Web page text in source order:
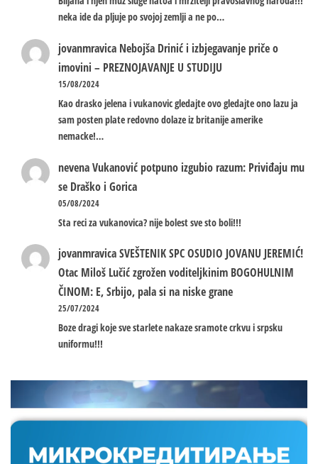
neka ide da pljuje po svojoj zemlji a ne po…
jovanmravica Nebojša Drinić i izbjegavanje priče o
imovini – PREZNOJAVANJE U STUDIJU
15/08/2024
Kao drasko jelena i vukanovic gledajte ovo gledajte ono lazu ja
sam posten plate redovno dolaze iz britanije amerike
nemacke!…
nevenaVukanović potpuno izgubio razum: Priviđaju mu
se Draško i Gorica
05/08/2024
Sta reci za vukanovica? nije bolest sve sto boli!!!
jovanmravicaSVEŠTENIK SPC OSUDIO JOVANU JEREMIĆ!
Otac Miloš Lučić zgrožen voditeljkinim BOGOHULNIM
ČINOM: E, Srbijo, pala si na niske grane
25/07/2024
Boze dragi koje sve starlete nakaze sramote crkvu i srpsku
uniformu!!!